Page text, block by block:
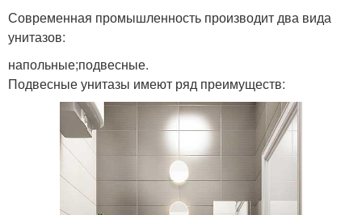
Современная промышленность производит два вида
унитазов:
напольные;подвесные.
Подвесные унитазы имеют ряд преимуществ: